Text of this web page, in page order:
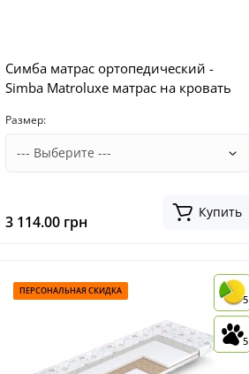
Симба матрас ортопедический -
Simba Matroluxe матрас на кровать
Размер:
3 114.00 грн
Купить
ПЕРСОНАЛЬНАЯ СКИДКА
5
5